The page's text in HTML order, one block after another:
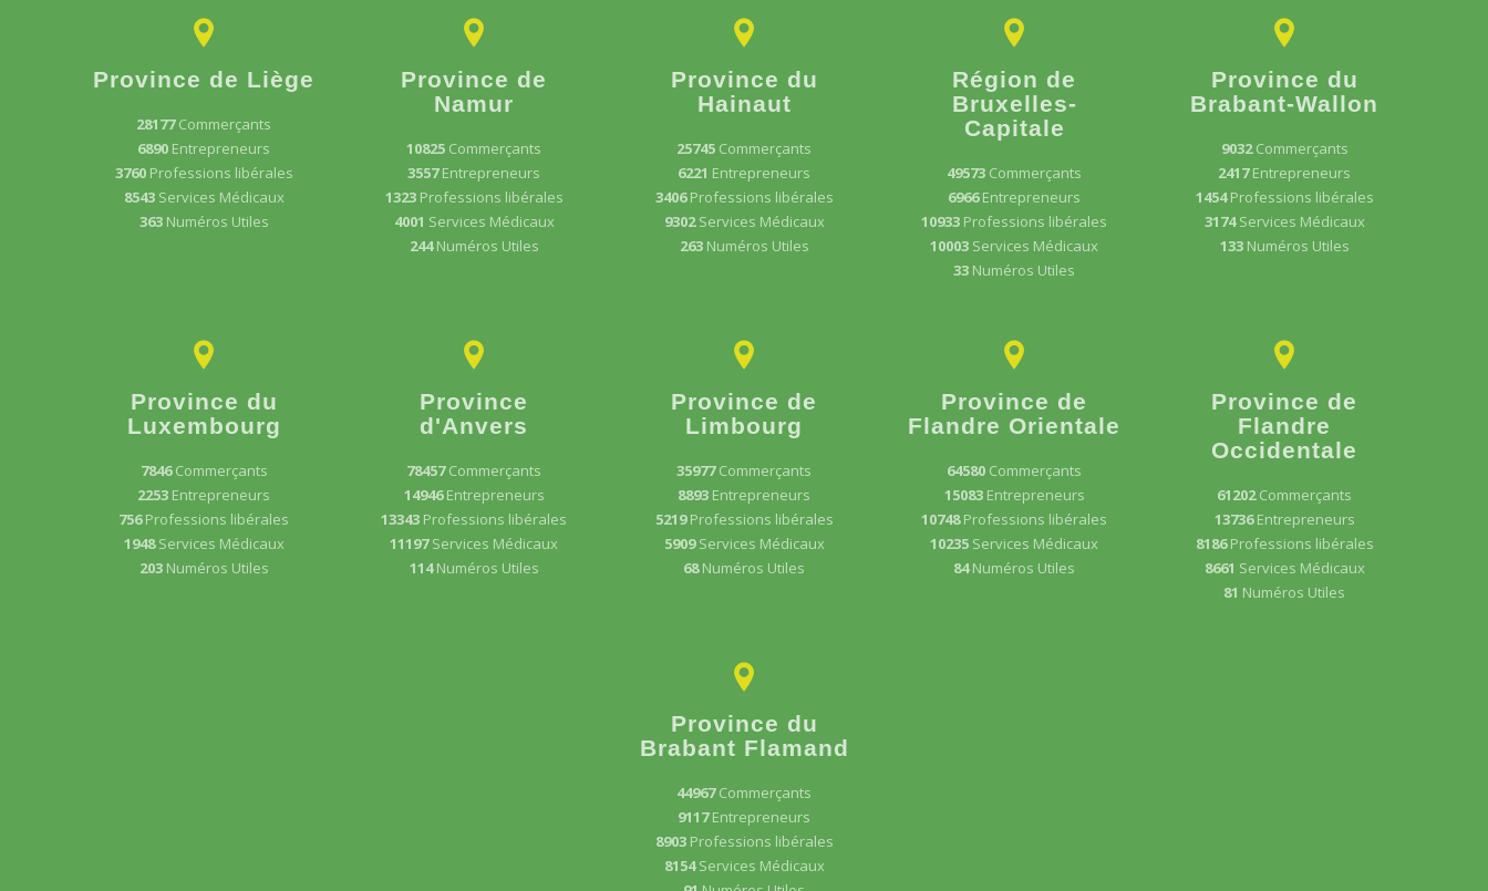
Province de Liège
28177Commerçants
6890 Entrepreneurs
3760 Professions libérales
8543 Services Médicaux
363 Numéros Utiles
Province de
Namur
10825 Commerçants
3557Entrepreneurs
1323 Professions libérales
4001 Services Médicaux
244Numéros Utiles
Province du
Hainaut
25745 Commerçants
6221 Entrepreneurs
3406Professions libérales
9302Services Médicaux
263 Numéros Utiles
Région de
Bruxelles-
Capitale
49573 Commerçants
6966Entrepreneurs
10933 Professions libérales
10003 Services Médicaux
33 Numéros Utiles
Province du
Brabant-Wallon
9032Commerçants
2417Entrepreneurs
1454Professions libérales
3174Services Médicaux
133 Numéros Utiles
Province du
Luxembourg
7846Commerçants
2253 Entrepreneurs
756Professions libérales
1948Services Médicaux
203 Numéros Utiles
Province
d'Anvers
78457Commerçants
14946Entrepreneurs
13343 Professions libérales
11197Services Médicaux
114Numéros Utiles
Province de
Limbourg
35977Commerçants
8893 Entrepreneurs
5219Professions libérales
5909Services Médicaux
68Numéros Utiles
Province de
Flandre Orientale
64580 Commerçants
15083 Entrepreneurs
10748Professions libérales
10235 Services Médicaux
84Numéros Utiles
Province de
Flandre
Occidentale
61202Commerçants
13736Entrepreneurs
8186Professions libérales
8661 Services Médicaux
81 Numéros Utiles
Province du
Brabant Flamand
44967Commerçants
9117Entrepreneurs
8903 Professions libérales
8154Services Médicaux